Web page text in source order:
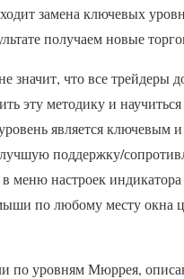
замена ключевых
получаем новые
значит, что все трейдеры
эту методику и
является ключевым и
поддержку/
меню настроек
по любому месту окна
по уровням Мюррея,